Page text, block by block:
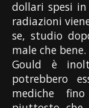
dollari spesi
radiazioni
se, studio
male che bene.
Gould è
potrebbero
mediche